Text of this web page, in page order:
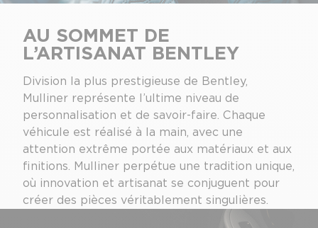
AU SOMMET DE
L’ARTISANAT BENTLEY
Division la plus prestigieuse de Bentley,
Mulliner représente l’ultime niveau de
personnalisation et de savoir-faire. Chaque
véhicule est réalisé à la main, avec une
attention extrême portée aux matériaux et aux
finitions. Mulliner perpétue une tradition unique,
où innovation et artisanat se conjuguent pour
créer des pièces véritablement singulières.